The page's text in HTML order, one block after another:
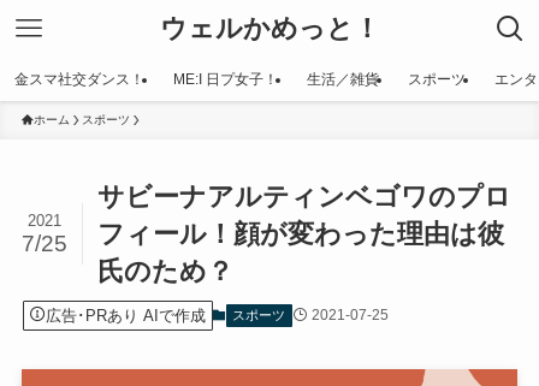
ウェルかめっと！
金スマ社交ダンス！ ME:I 日プ女子！ 生活／雑貨 スポーツ エン
ホーム スポーツ
サビーナアルティンベゴワのプロ
フィール！顔が変わった理由は彼
氏のため？
2021
7/25
広告･PRあり AIで作成 スポーツ 2021-07-25